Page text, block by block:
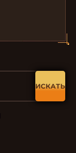
ИСКАТЬ